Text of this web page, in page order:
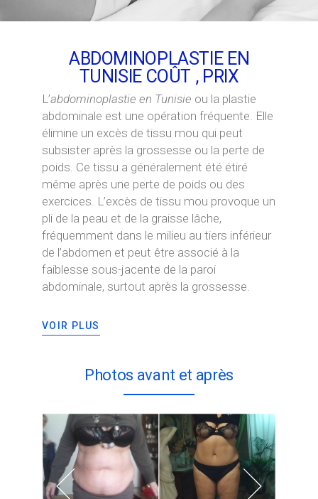
ABDOMINOPLASTIE EN
TUNISIE COÛT , PRIX
L’abdominoplastie en Tunisie ou la plastie
abdominale est une opération fréquente. Elle
élimine un excès de tissu mou qui peut
subsister après la grossesse ou la perte de
poids. Ce tissu a généralement été étiré
même après une perte de poids ou des
exercices. L’excès de tissu mou provoque un
pli de la peau et de la graisse lâche,
fréquemment dans le milieu au tiers inférieur
de l’abdomen et peut être associé à la
faiblesse sous-jacente de la paroi
abdominale, surtout après la grossesse.
VOIR PLUS
Photos avant et après